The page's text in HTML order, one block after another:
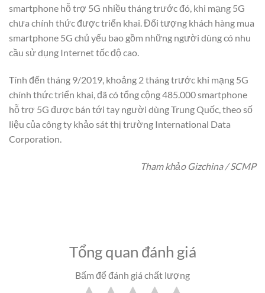
smartphone hỗ trợ 5G nhiều tháng trước đó, khi mạng 5G
chưa chính thức được triển khai. Đối tượng khách hàng mua
smartphone 5G chủ yếu bao gồm những người dùng có nhu
cầu sử dụng Internet tốc độ cao.
Tính đến tháng 9/2019, khoảng 2 tháng trước khi mạng 5G
chính thức triển khai, đã có tổng cộng 485.000 smartphone
hỗ trợ 5G được bán tới tay người dùng Trung Quốc, theo số
liệu của công ty khảo sát thị trường International Data
Corporation.
Tham khảo Gizchina / SCMP
Tổng quan đánh giá
Bấm để đánh giá chất lượng